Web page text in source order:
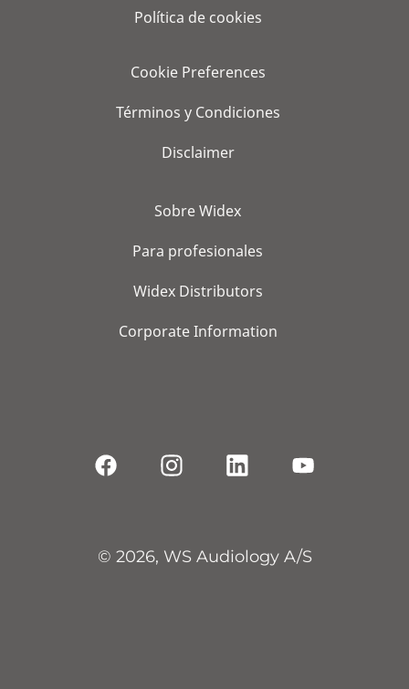
Política de cookies
Cookie Preferences
Términos y Condiciones
Disclaimer
Sobre Widex
Para profesionales
Widex Distributors
Corporate Information
© 2026, WS Audiology A/S